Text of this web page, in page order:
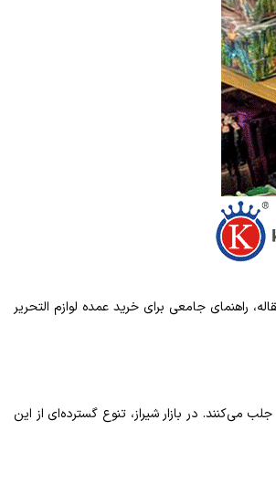
راهنمای جامعی برای خرید عمده لوازم التحریر
می‌کنند. در بازار شیراز، تنوع گسترده‌ای از این